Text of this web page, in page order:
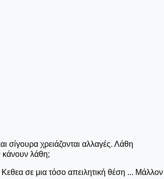
σίγουρα χρειάζονται αλλαγές. Λάθη
κάνουν λάθη;
Κεθεα σε μια τόσο απειλητική θέση ... Μάλλον